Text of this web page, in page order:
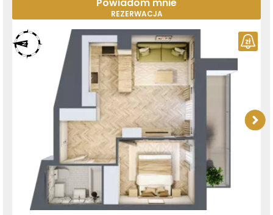
REZERWACJA